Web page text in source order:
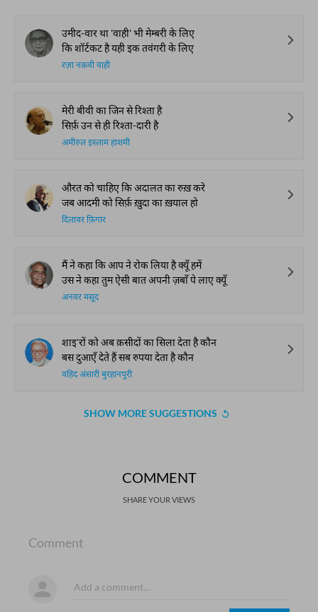
उमीद-वार था 'वाही' भी मेम्बरी के लिए
कि शॉर्टकट है यही इक तवंगरी के लिए
रज़ा नक़वी वाही
मेरी बीवी का जिन से रिश्ता है
सिर्फ़ उन से ही रिश्ता-दारी है
अमीरुल इस्लाम हाशमी
औरत को चाहिए कि अदालत का रुख़ करे
जब आदमी को सिर्फ़ ख़ुदा का ख़याल हो
दिलावर फ़िगार
मैं ने कहा कि आप ने रोक लिया है क्यूँ हमें
उस ने कहा तुम ऐसी बात अपनी ज़बाँ पे लाए क्यूँ
अनवर मसूद
शाइ'रों को अब क़सीदों का सिला देता है कौन
बस दुआएँ देते हैं सब रुपया देता है कौन
वहिद अंसारी बुरहानपुरी
SHOW MORE SUGGESTIONS
COMMENT
SHARE YOUR VIEWS
Comment